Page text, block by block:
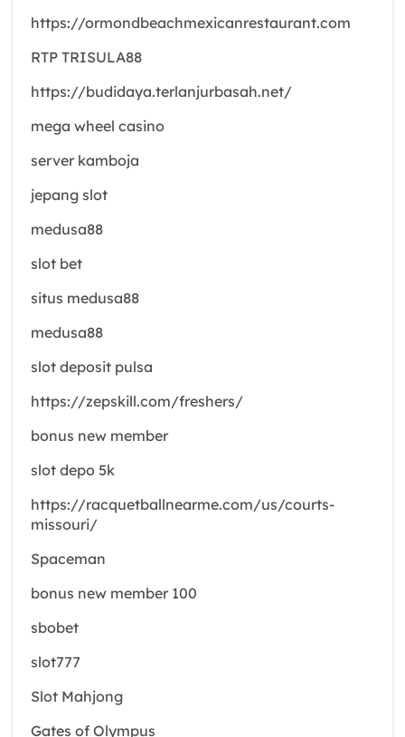
https://ormondbeachmexicanrestaurant.com
RTP TRISULA88
https://budidaya.terlanjurbasah.net/
mega wheel casino
server kamboja
jepang slot
medusa88
slot bet
situs medusa88
medusa88
slot deposit pulsa
https://zepskill.com/freshers/
bonus new member
slot depo 5k
https://racquetballnearme.com/us/courts-
missouri/
Spaceman
bonus new member 100
sbobet
slot777
Slot Mahjong
Gates of Olympus